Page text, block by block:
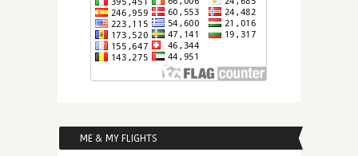
ME & MY FLIGHTS